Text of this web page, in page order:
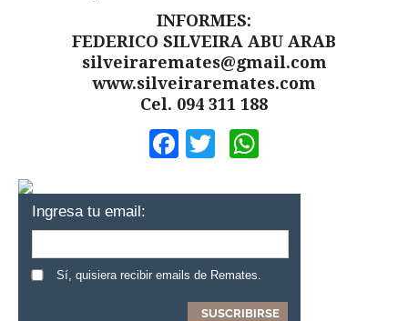
INFORMES:
FEDERICO SILVEIRA ABU ARAB
silveiraremates@gmail.com
www.silveiraremates.com
Cel. 094 311 188
Facebook
Twitter
Ingresa tu email:
Sí, quisiera recibir emails de Remates.